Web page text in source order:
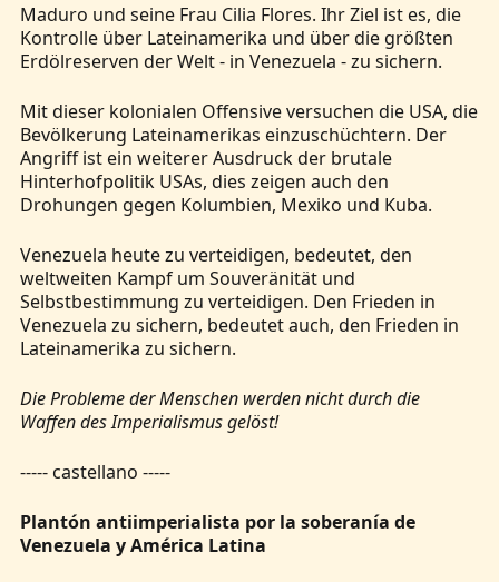
Maduro und seine Frau Cilia Flores. Ihr Ziel ist es, die
Kontrolle über Lateinamerika und über die größten
Erdölreserven der Welt - in Venezuela - zu sichern.
Mit dieser kolonialen Offensive versuchen die USA, die
Bevölkerung Lateinamerikas einzuschüchtern. Der
Angriff ist ein weiterer Ausdruck der brutale
Hinterhofpolitik USAs, dies zeigen auch den
Drohungen gegen Kolumbien, Mexiko und Kuba.
Venezuela heute zu verteidigen, bedeutet, den
weltweiten Kampf um Souveränität und
Selbstbestimmung zu verteidigen. Den Frieden in
Venezuela zu sichern, bedeutet auch, den Frieden in
Lateinamerika zu sichern.
Die Probleme der Menschen werden nicht durch die
Waffen des Imperialismus gelöst!
----- castellano -----
Plantón antiimperialista por la soberanía de
Venezuela y América Latina